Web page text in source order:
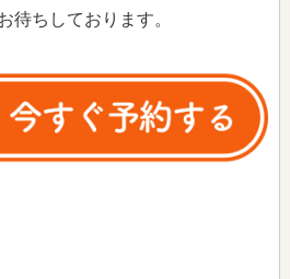
待ちしております。